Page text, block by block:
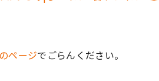
ページでごらんください。